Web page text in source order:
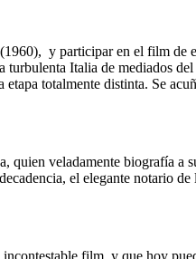
(1960), y participar en el film de
turbulenta Italia de mediados
totalmente distinta. Se
quien veladamente biografía a
el elegante notario
film, y que hoy